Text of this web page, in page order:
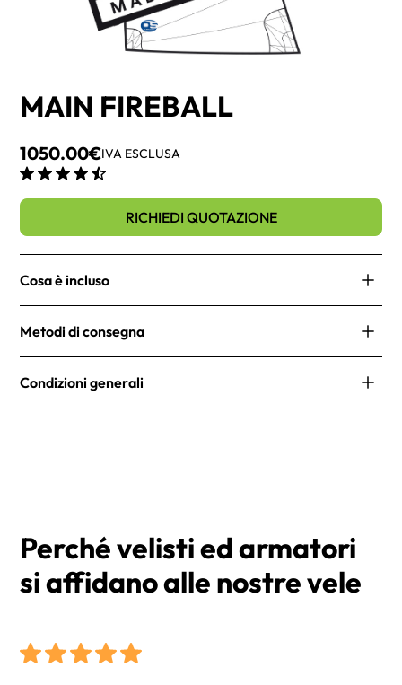
MAIN FIREBALL
1050.00€IVA ESCLUSA
RICHIEDI QUOTAZIONE
Cosa è incluso
Lettere e numeri
Stazza
Stecche
Metodi di consegna
diverse opzioni di consegna per soddisfare le tue
esigenze. Riceverai un numero di tracciamento per
Condizioni generali
Perché velisti ed armatori
si affidano alle nostre vele